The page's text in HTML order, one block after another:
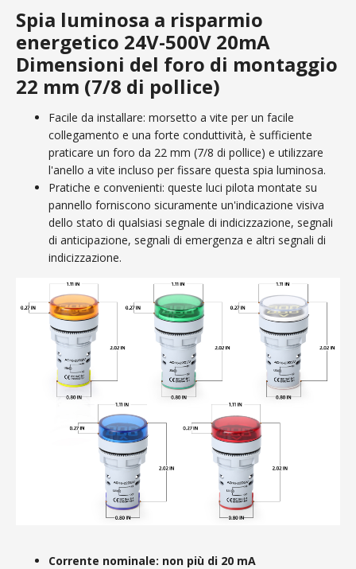
Spia luminosa a risparmio
energetico 24V-500V 20mA
Dimensioni del foro di montaggio
22 mm (7/8 di pollice)
Facile da installare: morsetto a vite per un facile
collegamento e una forte conduttività, è sufficiente
praticare un foro da 22 mm (7/8 di pollice) e utilizzare
l'anello a vite incluso per fissare questa spia luminosa.
Pratiche e convenienti: queste luci pilota montate su
pannello forniscono sicuramente un'indicazione visiva
dello stato di qualsiasi segnale di indicizzazione, segnali
di anticipazione, segnali di emergenza e altri segnali di
indicizzazione.
Corrente nominale: non più di 20 mA